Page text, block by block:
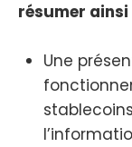
résumer ainsi
Une